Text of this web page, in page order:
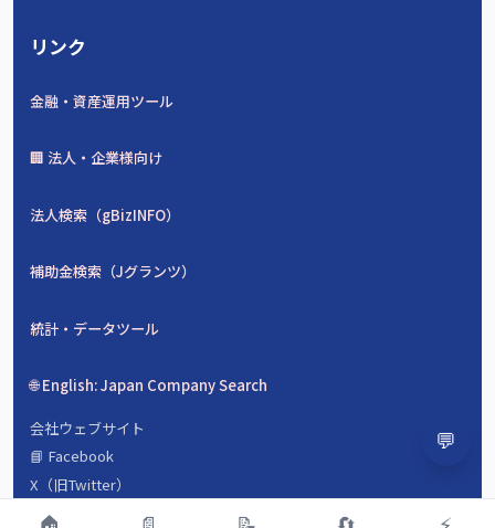
リンク
金融・資産運用ツール
🏢 法人・企業様向け
法人検索（gBizINFO）
補助金検索（Jグランツ）
統計・データツール
🌐 English: Japan Company Search
会社ウェブサイト
📘 Facebook
X（旧Twitter）
会社概要
💬